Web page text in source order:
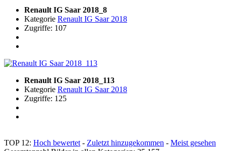
Renault IG Saar 2018_8
Kategorie Renault IG Saar 2018
Zugriffe: 107
Renault IG Saar 2018_113
Kategorie Renault IG Saar 2018
Zugriffe: 125
TOP 12: Hoch bewertet - Zuletzt hinzugekommen - Meist gesehen